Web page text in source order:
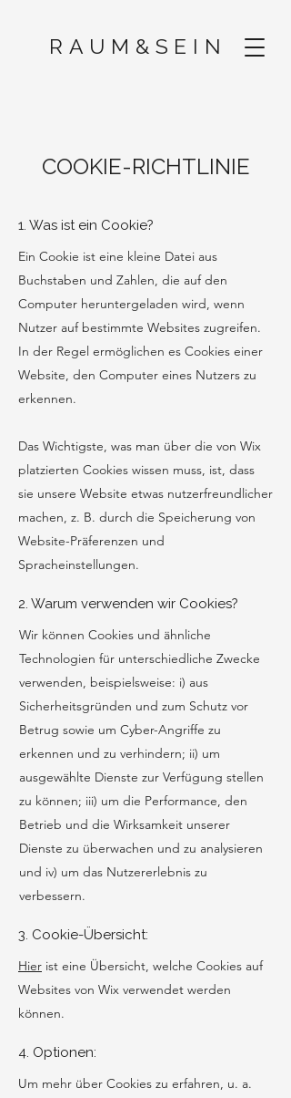
RAUM & SEIN
COOKIE-RICHTLINIE
1. Was ist ein Cookie?
Ein Cookie ist eine kleine Datei aus
Buchstaben und Zahlen, die auf den
Computer heruntergeladen wird, wenn
Nutzer auf bestimmte Websites zugreifen.
In der Regel ermöglichen es Cookies einer
Website, den Computer eines Nutzers zu
erkennen.
Das Wichtigste, was man über die von Wix
platzierten Cookies wissen muss, ist, dass
sie unsere Website etwas nutzerfreundlicher
machen, z. B. durch die Speicherung von
Website-Präferenzen und
Spracheinstellungen.
2. Warum verwenden wir Cookies?
Wir können Cookies und ähnliche
Technologien für unterschiedliche Zwecke
verwenden, beispielsweise: i) aus
Sicherheitsgründen und zum Schutz vor
Betrug sowie um Cyber-Angriffe zu
erkennen und zu verhindern; ii) um
ausgewählte Dienste zur Verfügung stellen
zu können; iii) um die Performance, den
Betrieb und die Wirksamkeit unserer
Dienste zu überwachen und zu analysieren
und iv) um das Nutzererlebnis zu
verbessern.
3. Cookie-Übersicht:
Hier ist eine Übersicht, welche Cookies auf
Websites von Wix verwendet werden
können.
4. Optionen:
Um mehr über Cookies zu erfahren, u. a.